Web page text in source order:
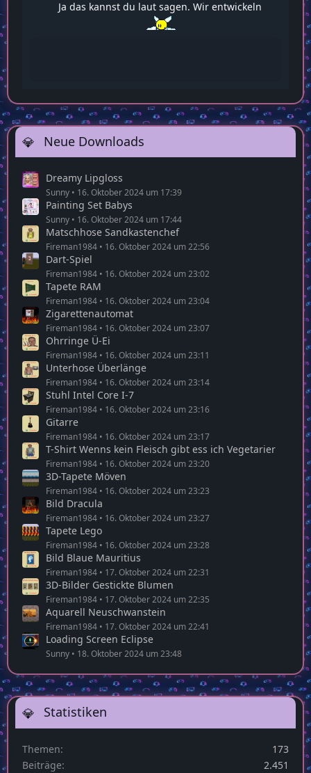
Ja das kannst du laut sagen. Wir entwickeln
Neue Downloads
Dreamy Lipgloss
Sunny 16. Oktober 2024 um 17:39
Painting Set Babys
Sunny 16. Oktober 2024 um 17:44
Matschhose Sandkastenchef
Fireman1984 16. Oktober 2024 um 22:56
Dart-Spiel
Fireman1984 16. Oktober 2024 um 23:02
Tapete RAM
Fireman1984 16. Oktober 2024 um 23:04
Zigarettenautomat
Fireman1984 16. Oktober 2024 um 23:07
Ohrringe Ü-Ei
Fireman1984 16. Oktober 2024 um 23:11
Unterhose Überlänge
Fireman1984 16. Oktober 2024 um 23:14
Stuhl Intel Core I-7
Fireman1984 16. Oktober 2024 um 23:16
Gitarre
Fireman1984 16. Oktober 2024 um 23:17
T-Shirt Wenns kein Fleisch gibt ess ich Vegetarier
Fireman1984 16. Oktober 2024 um 23:20
3D-Tapete Möven
Fireman1984 16. Oktober 2024 um 23:23
Bild Dracula
Fireman1984 16. Oktober 2024 um 23:27
Tapete Lego
Fireman1984 16. Oktober 2024 um 23:28
Bild Blaue Mauritius
Fireman1984 17. Oktober 2024 um 22:31
3D-Bilder Gestickte Blumen
Fireman1984 17. Oktober 2024 um 22:35
Aquarell Neuschwanstein
Fireman1984 17. Oktober 2024 um 22:41
Loading Screen Eclipse
Sunny 18. Oktober 2024 um 23:48
Statistiken
Themen
173
Beiträge
2.451